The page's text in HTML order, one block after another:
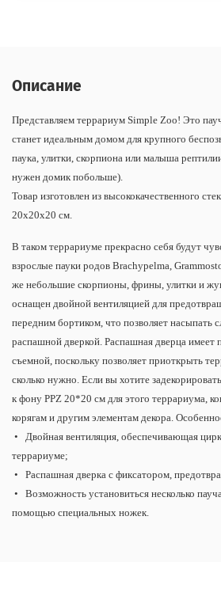
Описание
Представляем террариум Simple Zoo! Это
станет идеальным домом для крупного
паука, улитки, скорпиона или малыша
нужен домик побольше).
Товар изготовлен из высококачественного
20x20x20 см.
В таком террариуме прекрасно себя будут
взрослые пауки родов Brachypelma,
же небольшие скорпионы, фрины, улитки и
оснащен двойной вентиляцией для
передним бортиком, что позволяет насыпать
распашной дверкой. Распашная дверца имеет
съемной, поскольку позволяет приоткрыть
сколько нужно. Если вы хотите
к фону PPZ 20*20 см для этого террариума,
корягам и другим элементам декора.
• Двойная вентиляция, обеспечивающая
террариуме;
• Распашная дверка с фиксатором,
• Возможность установиться несколько
помощью специальных ножек.